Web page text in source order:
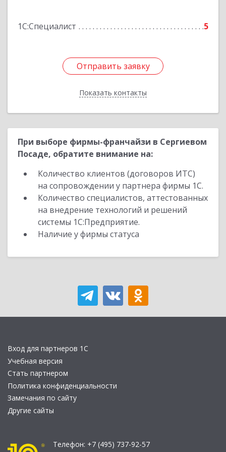
1С:Специалист 5
Отправить заявку
Показать контакты
Отправить заявку
Назад
При выборе фирмы-франчайзи в Сергиевом
Посаде, обратите внимание на:
Количество клиентов (договоров ИТС)
на сопровождении у партнера фирмы 1С.
Количество специалистов, аттестованных
на внедрение технологий и решений
системы 1С:Предприятие.
Наличие у фирмы статуса
Вход для партнеров 1С
Учебная версия
Стать партнером
Политика конфиденциальности
Замечания по сайту
Другие сайты
Телефон: +7 (495) 737-92-57